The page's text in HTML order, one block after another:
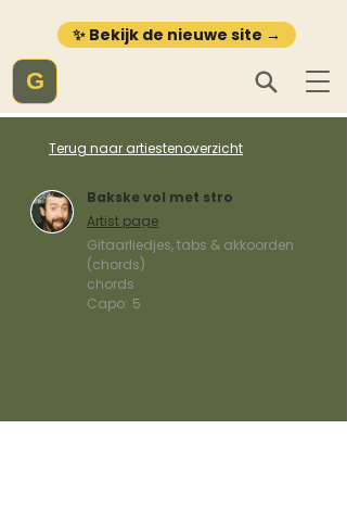
✨ Bekijk de nieuwe site →
G
Terug naar artiestenoverzicht
Bakske vol met stro
Artist page
Gitaarliedjes, tabs & akkoorden
(chords)
chords
Capo: 5